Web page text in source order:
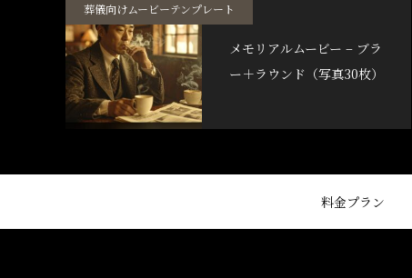
葬儀向けムービーテンプレート
メモリアルムービー – ブラ
ー＋ラウンド（写真30枚）
料金プラン